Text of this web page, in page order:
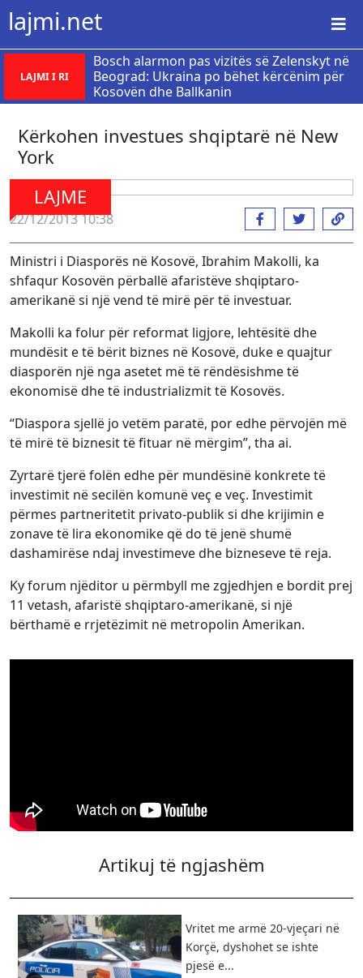
lajmi.net
LAJMI I RI
Bosch alarmon pas vizitës së Zelenskyt në
Beograd: Ukraina po bëhet kërcënim për
Kosovën dhe Ballkanin
Kërkohen investues shqiptarë në New
York
LAJME
22/12/2013 10:38
Ministri i Diasporës në Kosovë, Ibrahim Makolli, ka
shfaqur Kosovën përballë afaristëve shqiptaro-
amerikanë si një vend të mirë për të investuar.
Makolli ka folur për reformat ligjore, lehtësitë dhe
mundësit e të bërit biznes në Kosovë, duke e quajtur
diasporën një nga asetet më të rëndësishme të
ekonomisë dhe të industrializmit të Kosovës.
“Diaspora sjellë jo vetëm paratë, por edhe përvojën më
të mirë të biznesit të fituar në mërgim”, tha ai.
Zyrtarë tjerë folën edhe për mundësinë konkrete të
investimit në secilën komunë veç e veç. Investimit
përmes partneritetit privato-publik si dhe krijimin e
zonave të lira ekonomike që do të jenë shumë
dashamirëse ndaj investimeve dhe bizneseve të reja.
Ky forum njëditor u përmbyll me zgjedhjen e bordit prej
11 vetash, afaristë shqiptaro-amerikanë, si një
bërthamë e rrjetëzimit në metropolin Amerikan.
Artikuj të ngjashëm
Vritet me armë 20-vjeçari në
Korçë, dyshohet se ishte
pjesë e...